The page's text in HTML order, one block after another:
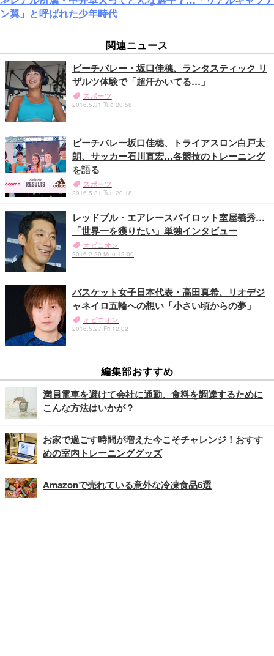
ン翼」と呼ばれた少年時代
関連ニュース
ビーチバレー・坂口佳穗、ランタスティック リ
ザルツ体験で「超汗かいてる…」
スポーツ
2016.5.31 Tue 20:58
ビーチバレー坂口佳穗、トライアスロン白戸太
朗、サッカー石川直宏…各競技のトレーニング
を語る
スポーツ
2016.5.31 Tue 20:18
レッドブル・エアレースパイロット室屋義秀…
「世界一を獲りたい」単独インタビュー
オピニオン
2016.2.29 Mon 12:00
バスケット女子日本代表・高田真希、リオデジ
ャネイロ五輪への想い「小さい頃からの夢」
オピニオン
2016.5.27 Fri 12:02
編集部おすすめ
満員電車を避けて会社に通勤、食料を調達するために
こんな方法はいかが？
お家で過ごす時間が増えた今こそチャレンジ！おすす
めの室内トレーニンググッズ
Amazonで売れている意外な冷凍食品6選